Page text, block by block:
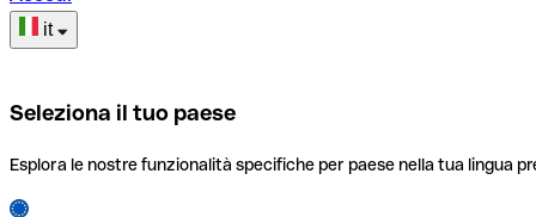
it
Seleziona il tuo paese
Esplora le nostre funzionalità specifiche per paese nella tua lingua